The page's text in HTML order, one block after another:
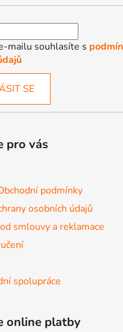
mailu souhlasíte s
SE
pro vás
podmínky
osobních údajů
smlouvy a reklamace
spolupráce
online platby